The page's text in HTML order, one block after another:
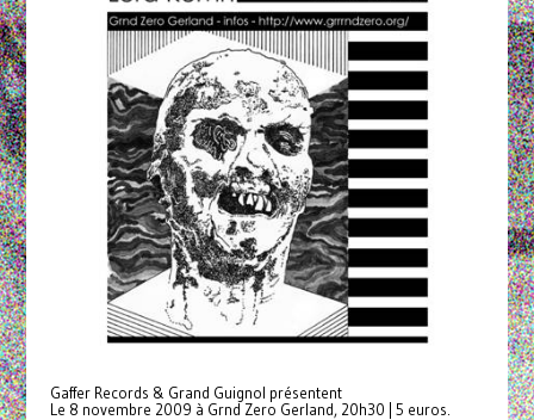
Gaffer Records & Grand Guignol présentent
Le 8 novembre 2009 à Grnd Zero Gerland, 20h30 | 5 euros.